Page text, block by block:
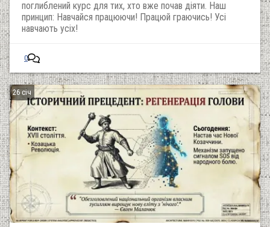
поглиблений курс для тих, хто вже почав діяти. Наш
принцип: Навчайся працюючи! Працюй граючись! Усі
навчають усіх!
0
26 січ